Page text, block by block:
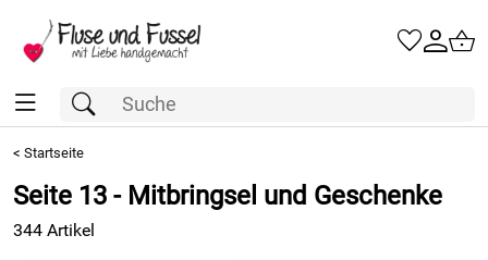
< Startseite
Seite 13 - Mitbringsel und Geschenke
344 Artikel